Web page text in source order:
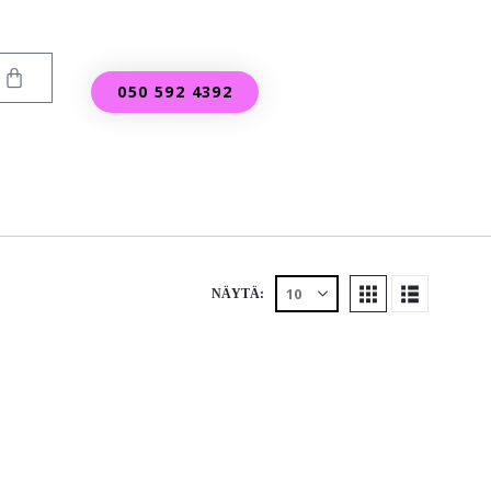
050 592 4392
NÄYTÄ: